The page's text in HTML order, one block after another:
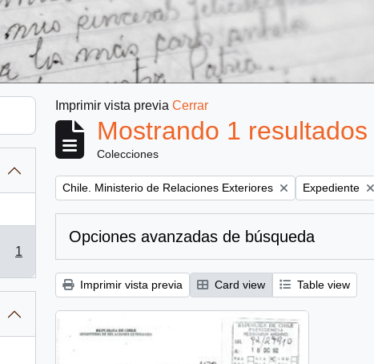
1
Imprimir vista previa Cerrar
Mostrando 1 resultados
Colecciones
Remove filter:
Chile. Ministerio de Relaciones Exteriores Remove filter:
Expediente
Opciones avanzadas de búsqueda
Imprimir vista previa Card view Table view